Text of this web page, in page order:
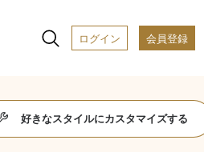
ログイン 会員登録
好きなスタイルにカスタマイズする